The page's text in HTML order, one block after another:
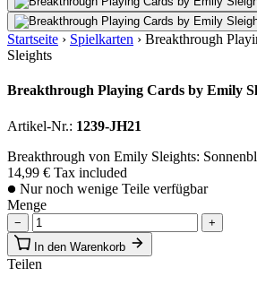
Startseite › Spielkarten › Breakthrough
Sleights
Breakthrough Playing Cards by Emily
Artikel-Nr.: 1239-JH21
Breakthrough von Emily Sleights:
14,99 € Tax included
Nur noch wenige Teile verfügbar
Menge
−
+
In den Warenkorb
Teilen